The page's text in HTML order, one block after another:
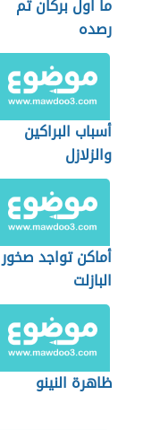
ما اول بركان تم
رصده
أسباب البراكين
والزلازل
أماكن تواجد صخور
البازلت
ظاهرة النينو